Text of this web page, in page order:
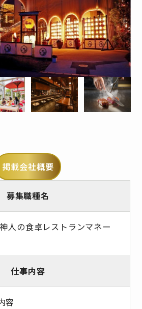
掲載会社概要
募集職種名
人の食卓レストランマネー
仕事内容
容